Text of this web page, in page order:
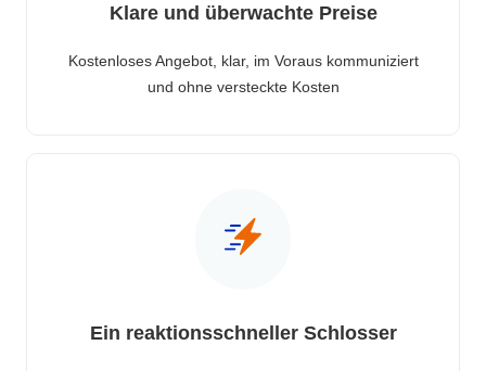
Klare und überwachte Preise
Kostenloses Angebot, klar, im Voraus kommuniziert
und ohne versteckte Kosten
Ein reaktionsschneller Schlosser